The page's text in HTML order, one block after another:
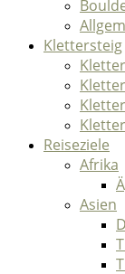
Klettersteig
Reiseziele
Afrika
Asien